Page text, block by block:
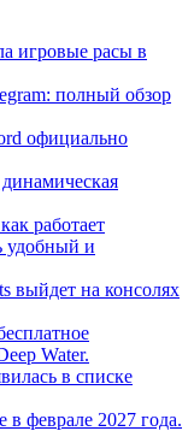
игровые расы в
полный обзор
официально
работает
удобный и
выйдет на консолях
Water.
в списке
феврале 2027 года.